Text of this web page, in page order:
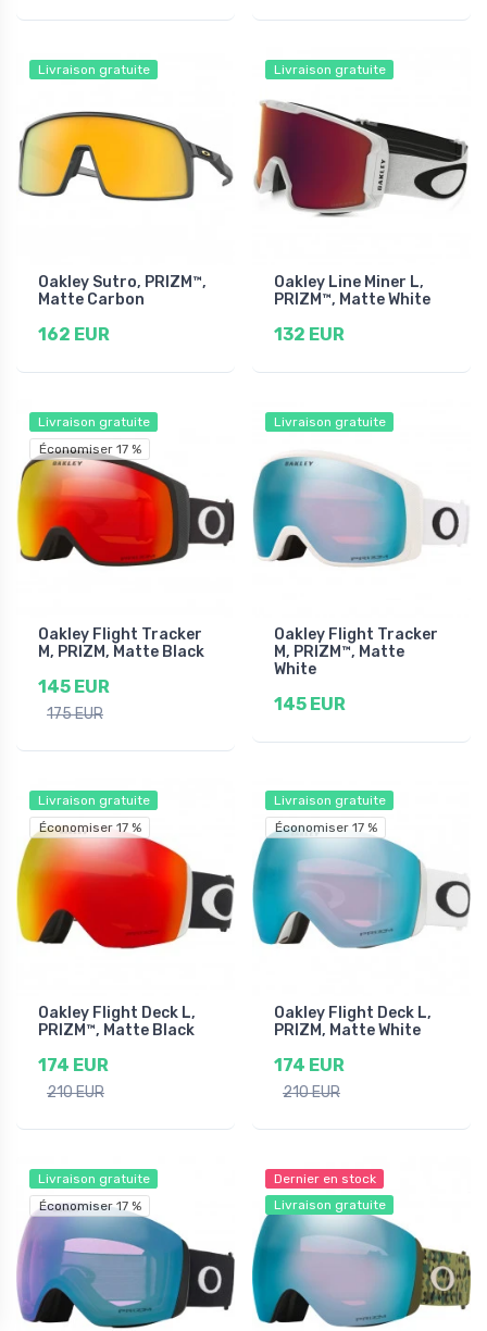
Livraison gratuite
Oakley Sutro, PRIZM™,
Matte Carbon
162 EUR
Livraison gratuite
Oakley Line Miner L,
PRIZM™, Matte White
132 EUR
Livraison gratuite
Économiser 17 %
Oakley Flight Tracker
M, PRIZM, Matte Black
145 EUR
175 EUR
Livraison gratuite
Oakley Flight Tracker
M, PRIZM™, Matte
White
145 EUR
Livraison gratuite
Économiser 17 %
Oakley Flight Deck L,
PRIZM™, Matte Black
174 EUR
210 EUR
Livraison gratuite
Économiser 17 %
Oakley Flight Deck L,
PRIZM, Matte White
174 EUR
210 EUR
Livraison gratuite
Économiser 17 %
Dernier en stock
Livraison gratuite